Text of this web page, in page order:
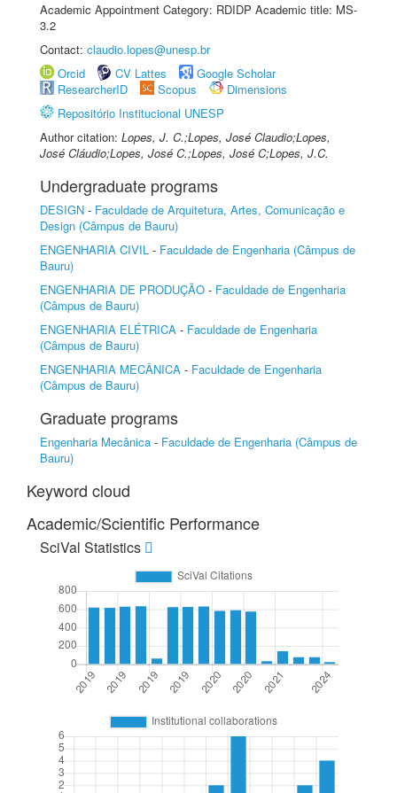
Academic Appointment Category: RDIDP Academic title: MS-
3.2
Contact: claudio.lopes@unesp.br
Orcid
CV Lattes
Google Scholar
ResearcherID
Scopus
Dimensions
Repositório Institucional UNESP
Author citation: Lopes, J. C.;Lopes, José Claudio;Lopes,
José Cláudio;Lopes, José C.;Lopes, José C;Lopes, J.C.
Undergraduate programs
DESIGN - Faculdade de Arquitetura, Artes, Comunicação e
Design (Câmpus de Bauru)
ENGENHARIA CIVIL - Faculdade de Engenharia (Câmpus de
Bauru)
ENGENHARIA DE PRODUÇÃO - Faculdade de Engenharia
(Câmpus de Bauru)
ENGENHARIA ELÉTRICA - Faculdade de Engenharia
(Câmpus de Bauru)
ENGENHARIA MECÂNICA - Faculdade de Engenharia
(Câmpus de Bauru)
Graduate programs
Engenharia Mecânica - Faculdade de Engenharia (Câmpus de
Bauru)
Keyword cloud
Academic/Scientific Performance
SciVal Statistics